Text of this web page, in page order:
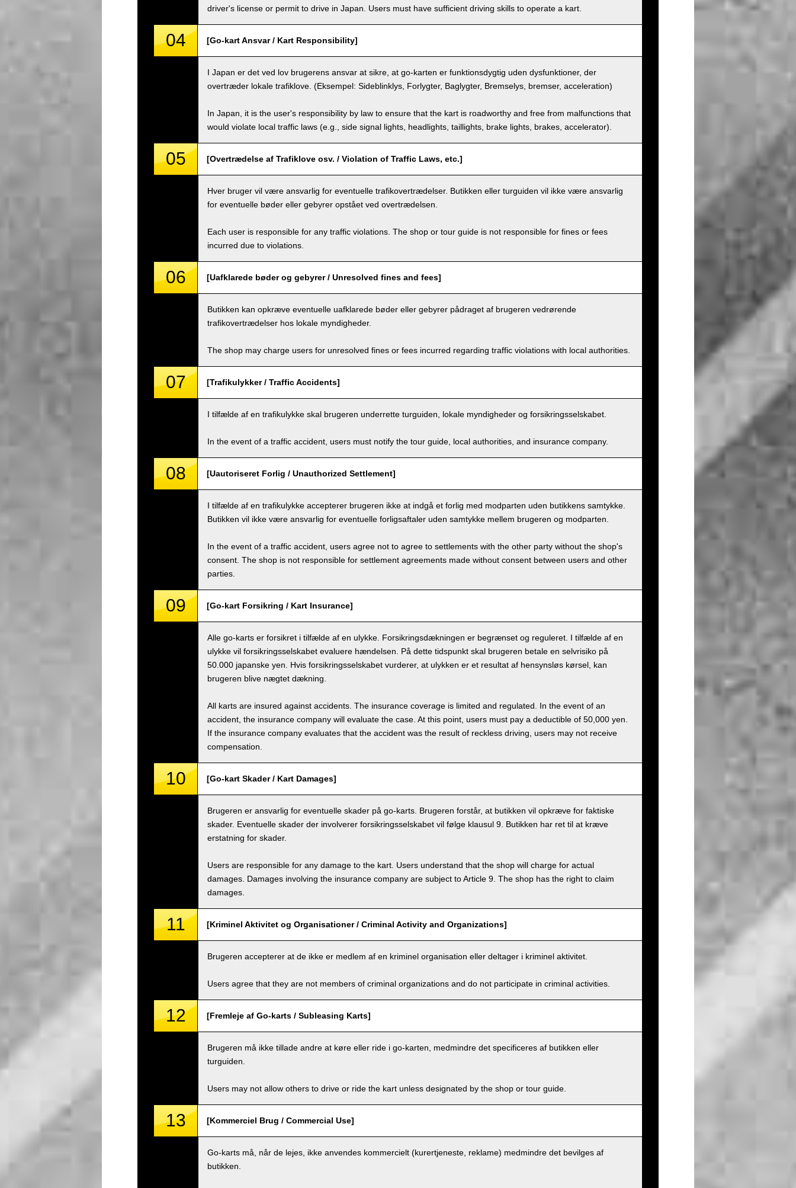
driver's license or permit to drive in Japan. Users must have sufficient driving skills to operate a kart.
04 [Go-kart Ansvar / Kart Responsibility]
I Japan er det ved lov brugerens ansvar at sikre, at go-karten er funktionsdygtig uden dysfunktioner, der
overtræder lokale trafiklove. (Eksempel: Sideblinklys, Forlygter, Baglygter, Bremselys, bremser, acceleration)
In Japan, it is the user's responsibility by law to ensure that the kart is roadworthy and free from malfunctions that
would violate local traffic laws (e.g., side signal lights, headlights, taillights, brake lights, brakes, accelerator).
05 [Overtrædelse af Trafiklove osv. / Violation of Traffic Laws, etc.]
Hver bruger vil være ansvarlig for eventuelle trafikovertrædelser. Butikken eller turguiden vil ikke være ansvarlig
for eventuelle bøder eller gebyrer opstået ved overtrædelsen.
Each user is responsible for any traffic violations. The shop or tour guide is not responsible for fines or fees
incurred due to violations.
06 [Uafklarede bøder og gebyrer / Unresolved fines and fees]
Butikken kan opkræve eventuelle uafklarede bøder eller gebyrer pådraget af brugeren vedrørende
trafikovertrædelser hos lokale myndigheder.
The shop may charge users for unresolved fines or fees incurred regarding traffic violations with local authorities.
07 [Trafikulykker / Traffic Accidents]
I tilfælde af en trafikulykke skal brugeren underrette turguiden, lokale myndigheder og forsikringsselskabet.
In the event of a traffic accident, users must notify the tour guide, local authorities, and insurance company.
08 [Uautoriseret Forlig / Unauthorized Settlement]
I tilfælde af en trafikulykke accepterer brugeren ikke at indgå et forlig med modparten uden butikkens samtykke.
Butikken vil ikke være ansvarlig for eventuelle forligsaftaler uden samtykke mellem brugeren og modparten.
In the event of a traffic accident, users agree not to agree to settlements with the other party without the shop's
consent. The shop is not responsible for settlement agreements made without consent between users and other
parties.
09 [Go-kart Forsikring / Kart Insurance]
Alle go-karts er forsikret i tilfælde af en ulykke. Forsikringsdækningen er begrænset og reguleret. I tilfælde af en
ulykke vil forsikringsselskabet evaluere hændelsen. På dette tidspunkt skal brugeren betale en selvrisiko på
50.000 japanske yen. Hvis forsikringsselskabet vurderer, at ulykken er et resultat af hensynsløs kørsel, kan
brugeren blive nægtet dækning.
All karts are insured against accidents. The insurance coverage is limited and regulated. In the event of an
accident, the insurance company will evaluate the case. At this point, users must pay a deductible of 50,000 yen.
If the insurance company evaluates that the accident was the result of reckless driving, users may not receive
compensation.
10 [Go-kart Skader / Kart Damages]
Brugeren er ansvarlig for eventuelle skader på go-karts. Brugeren forstår, at butikken vil opkræve for faktiske
skader. Eventuelle skader der involverer forsikringsselskabet vil følge klausul 9. Butikken har ret til at kræve
erstatning for skader.
Users are responsible for any damage to the kart. Users understand that the shop will charge for actual
damages. Damages involving the insurance company are subject to Article 9. The shop has the right to claim
damages.
11 [Kriminel Aktivitet og Organisationer / Criminal Activity and Organizations]
Brugeren accepterer at de ikke er medlem af en kriminel organisation eller deltager i kriminel aktivitet.
Users agree that they are not members of criminal organizations and do not participate in criminal activities.
12 [Fremleje af Go-karts / Subleasing Karts]
Brugeren må ikke tillade andre at køre eller ride i go-karten, medmindre det specificeres af butikken eller
turguiden.
Users may not allow others to drive or ride the kart unless designated by the shop or tour guide.
13 [Kommerciel Brug / Commercial Use]
Go-karts må, når de lejes, ikke anvendes kommercielt (kurertjeneste, reklame) medmindre det bevilges af
butikken.